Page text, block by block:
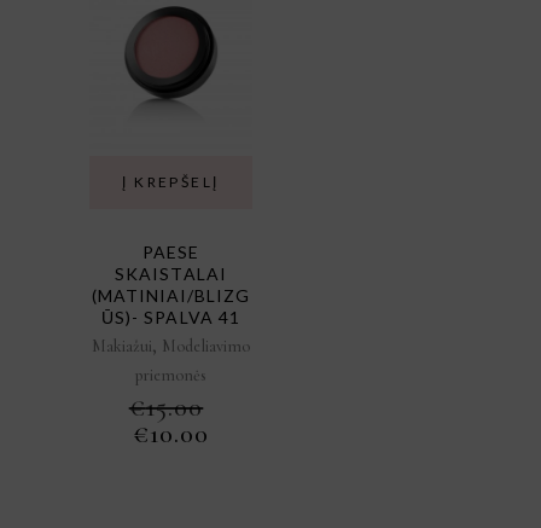
Į KREPŠELĮ
PAESE
SKAISTALAI
(MATINIAI/BLIZG
ŪS)- SPALVA 41
Makiažui, Modeliavimo
priemonės
€15.00
ORIGINAL
€10.00